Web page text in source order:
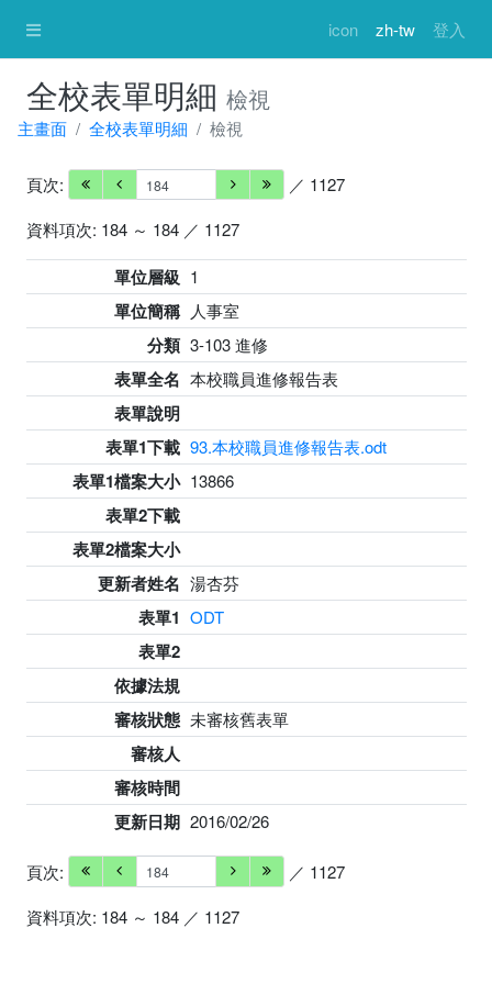
icon zh-tw 登入
全校表單明細 檢視
主畫面 全校表單明細 檢視
頁次:
／ 1127
資料項次: 184 ～ 184 ／ 1127
單位層級 1
單位簡稱 人事室
分類 3-103 進修
表單全名 本校職員進修報告表
表單說明
表單1下載 93.本校職員進修報告表.odt
表單1檔案大小 13866
表單2下載
表單2檔案大小
更新者姓名 湯杏芬
表單1 ODT
表單2
依據法規
審核狀態 未審核舊表單
審核人
審核時間
更新日期 2016/02/26
頁次:
／ 1127
資料項次: 184 ～ 184 ／ 1127